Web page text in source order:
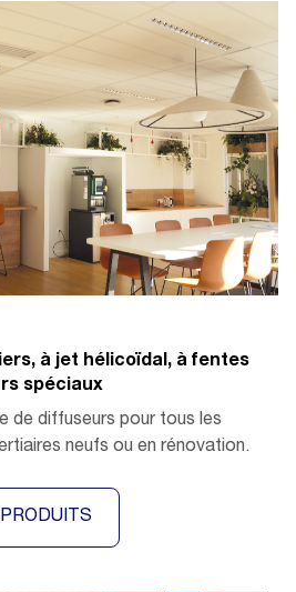
à jet hélicoïdal, à fentes
spéciaux
de diffuseurs pour tous les
neufs ou en rénovation.